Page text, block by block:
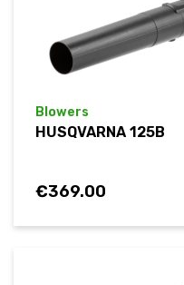
Blowers
HUSQVARNA 125B
€369.00